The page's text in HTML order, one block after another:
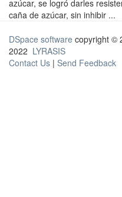
azúcar, se logró darles
caña de azúcar, sin inhibir ...
DSpace software copyright ©
2022 LYRASIS
Contact Us | Send Feedback